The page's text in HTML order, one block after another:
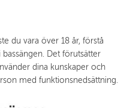
du vara över 18 år, förstå
Det förutsätter
dina kunskaper och
med funktionsnedsättning.